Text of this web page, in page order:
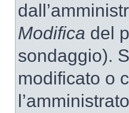
Modifica del
sondaggio).
modificato o